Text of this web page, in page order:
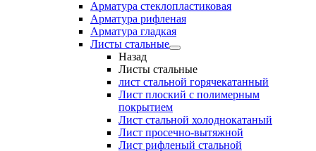
Арматура стеклопластиковая
Арматура рифленая
Арматура гладкая
Листы стальные
Назад
Листы стальные
лист стальной горячекатанный
Лист плоский с полимерным
покрытием
Лист стальной холоднокатаный
Лист просечно-вытяжной
Лист рифленый стальной